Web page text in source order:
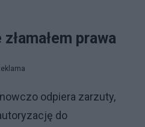
prawa
odpiera zarzuty,
do